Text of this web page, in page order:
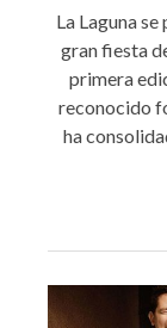
La Laguna
gran fiesta
primera
reconocido
ha